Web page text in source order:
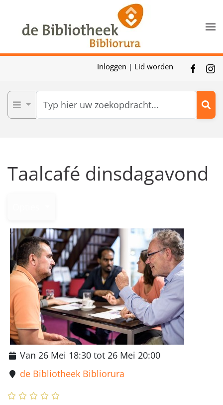
Skip to main content
Inloggen | Lid worden
Taalcafé dinsdagavond
Van 26 Mei 18:30 tot 26 Mei 20:00
de Bibliotheek Bibliorura